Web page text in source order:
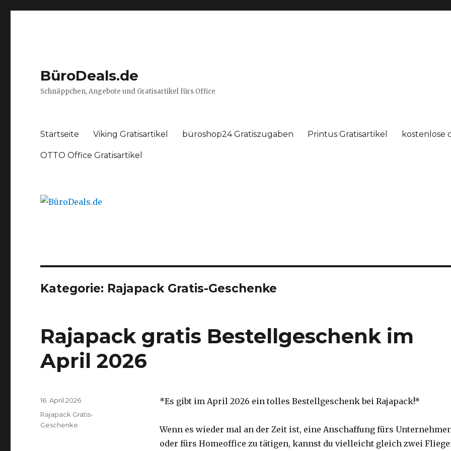
BüroDeals.de
Schnäppchen, Angebote und Gratisartikel fürs Office
Startseite Viking Gratisartikel büroshop24 Gratiszugaben Printus Gratisartikel kostenlose
OTTO Office Gratisartikel
Kategorie: Rajapack Gratis-Geschenke
Rajapack gratis Bestellgeschenk im
April 2026
*Es gibt im April 2026 ein tolles Bestellgeschenk bei Rajapack!*
Wenn es wieder mal an der Zeit ist, eine Anschaffung fürs
oder fürs Homeoffice zu tätigen, kannst du vielleicht gleich zwei
Veröffentlicht
am
16. April 2026
Kategorien
Rajapack Gratis-
Geschenke